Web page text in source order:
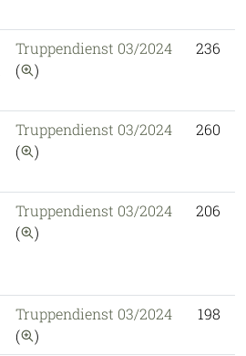
Truppendienst 03/2024
(
auf diese Publikation
)
236
Truppendienst 03/2024
(
auf diese Publikation
)
260
Truppendienst 03/2024
(
auf diese Publikation
)
206
Truppendienst 03/2024
(
auf diese Publikation
)
198